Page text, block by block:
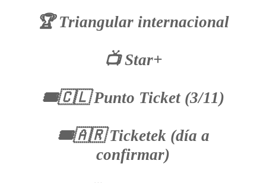
🏆 Triangular internacional
📺 Star+
🎟🇨🇱 Punto Ticket (3/11)
🎟🇦🇷 Ticketek (día a
confirmar)